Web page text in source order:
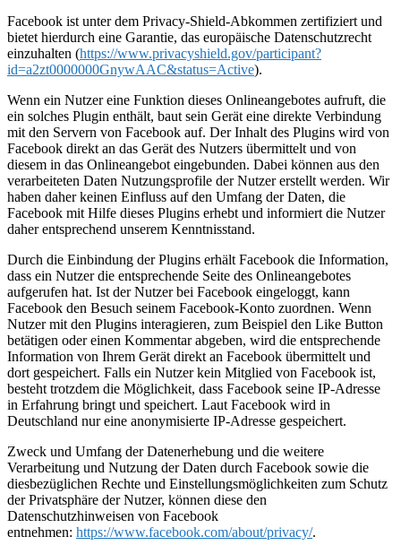
Facebook ist unter dem Privacy-Shield-Abkommen zertifiziert und
bietet hierdurch eine Garantie, das europäische Datenschutzrecht
einzuhalten (https://www.privacyshield.gov/participant?
id=a2zt0000000GnywAAC&status=Active).
Wenn ein Nutzer eine Funktion dieses Onlineangebotes aufruft, die
ein solches Plugin enthält, baut sein Gerät eine direkte Verbindung
mit den Servern von Facebook auf. Der Inhalt des Plugins wird von
Facebook direkt an das Gerät des Nutzers übermittelt und von
diesem in das Onlineangebot eingebunden. Dabei können aus den
verarbeiteten Daten Nutzungsprofile der Nutzer erstellt werden. Wir
haben daher keinen Einfluss auf den Umfang der Daten, die
Facebook mit Hilfe dieses Plugins erhebt und informiert die Nutzer
daher entsprechend unserem Kenntnisstand.
Durch die Einbindung der Plugins erhält Facebook die Information,
dass ein Nutzer die entsprechende Seite des Onlineangebotes
aufgerufen hat. Ist der Nutzer bei Facebook eingeloggt, kann
Facebook den Besuch seinem Facebook-Konto zuordnen. Wenn
Nutzer mit den Plugins interagieren, zum Beispiel den Like Button
betätigen oder einen Kommentar abgeben, wird die entsprechende
Information von Ihrem Gerät direkt an Facebook übermittelt und
dort gespeichert. Falls ein Nutzer kein Mitglied von Facebook ist,
besteht trotzdem die Möglichkeit, dass Facebook seine IP-Adresse
in Erfahrung bringt und speichert. Laut Facebook wird in
Deutschland nur eine anonymisierte IP-Adresse gespeichert.
Zweck und Umfang der Datenerhebung und die weitere
Verarbeitung und Nutzung der Daten durch Facebook sowie die
diesbezüglichen Rechte und Einstellungsmöglichkeiten zum Schutz
der Privatsphäre der Nutzer, können diese den
Datenschutzhinweisen von Facebook
entnehmen: https://www.facebook.com/about/privacy/.